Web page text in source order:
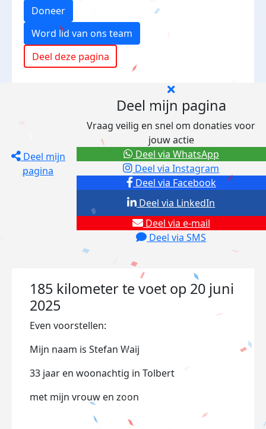
Doneer
Word lid van ons team
Deel deze pagina
Deel mijn
pagina
Deel mijn pagina
Vraag veilig en snel om donaties voor
jouw actie
Deel via Facebook
Deel via Instagram
Deel via e-mail
Deel via SMS
Deel via LinkedIn
Deel via WhatsApp
185 kilometer te voet op 20 juni
2025
Even voorstellen:
Mijn naam is Stefan Waij
33 jaar en woonachtig in Tolbert
met mijn vrouw en zoon